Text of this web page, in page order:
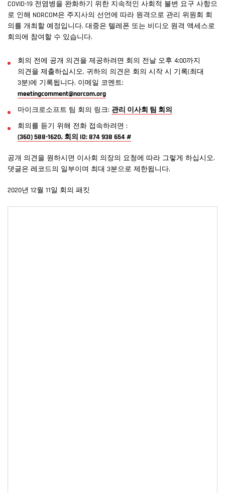
COVID-19 전염병을 완화하기 위한 지속적인 사회적 불변 요구 사항으
로 인해 NORCOM은 주지사의 선언에 따라 원격으로 관리 위원회 회
의를 개최할 예정입니다. 대중은 텔레폰 또는 비디오 원격 액세스로
회의에 참여할 수 있습니다.
회의 전에 공개 의견을 제공하려면 회의 전날 오후 4:00까지
의견을 제출하십시오. 귀하의 의견은 회의 시작 시 기록(최대
3분)에 기록됩니다. 이메일 코멘트:
meetingcomment@norcom.org
마이크로소프트 팀 회의 링크: 관리 이사회 팀 회의
회의를 듣기 위해 전화 접속하려면 :
(360) 588-1620, 회의 ID: 874 938 654 #
공개 의견을 원하시면 이사회 의장의 요청에 따라 그렇게 하십시오.
댓글은 레코드의 일부이며 최대 3분으로 제한됩니다.
2020년 12월 11일 회의 패킷